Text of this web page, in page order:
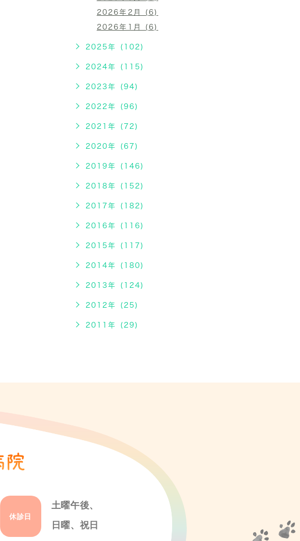
2026年2月 (6)
2026年1月 (6)
2025年 (102)
2024年 (115)
2023年 (94)
2022年 (96)
2021年 (72)
2020年 (67)
2019年 (146)
2018年 (152)
2017年 (182)
2016年 (116)
2015年 (117)
2014年 (180)
2013年 (124)
2012年 (25)
2011年 (29)
休診日
土曜午後、
日曜、祝日